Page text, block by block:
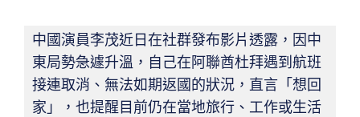
中國演員李茂近日在社群發布影片透露，因中
東局勢急遽升溫，自己在阿聯酋杜拜遇到航班
接連取消、無法如期返國的狀況，直言「想回
家」，也提醒目前仍在當地旅行、工作或生活